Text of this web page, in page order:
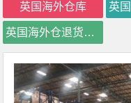
英国海外仓库
英国海外仓退货换标